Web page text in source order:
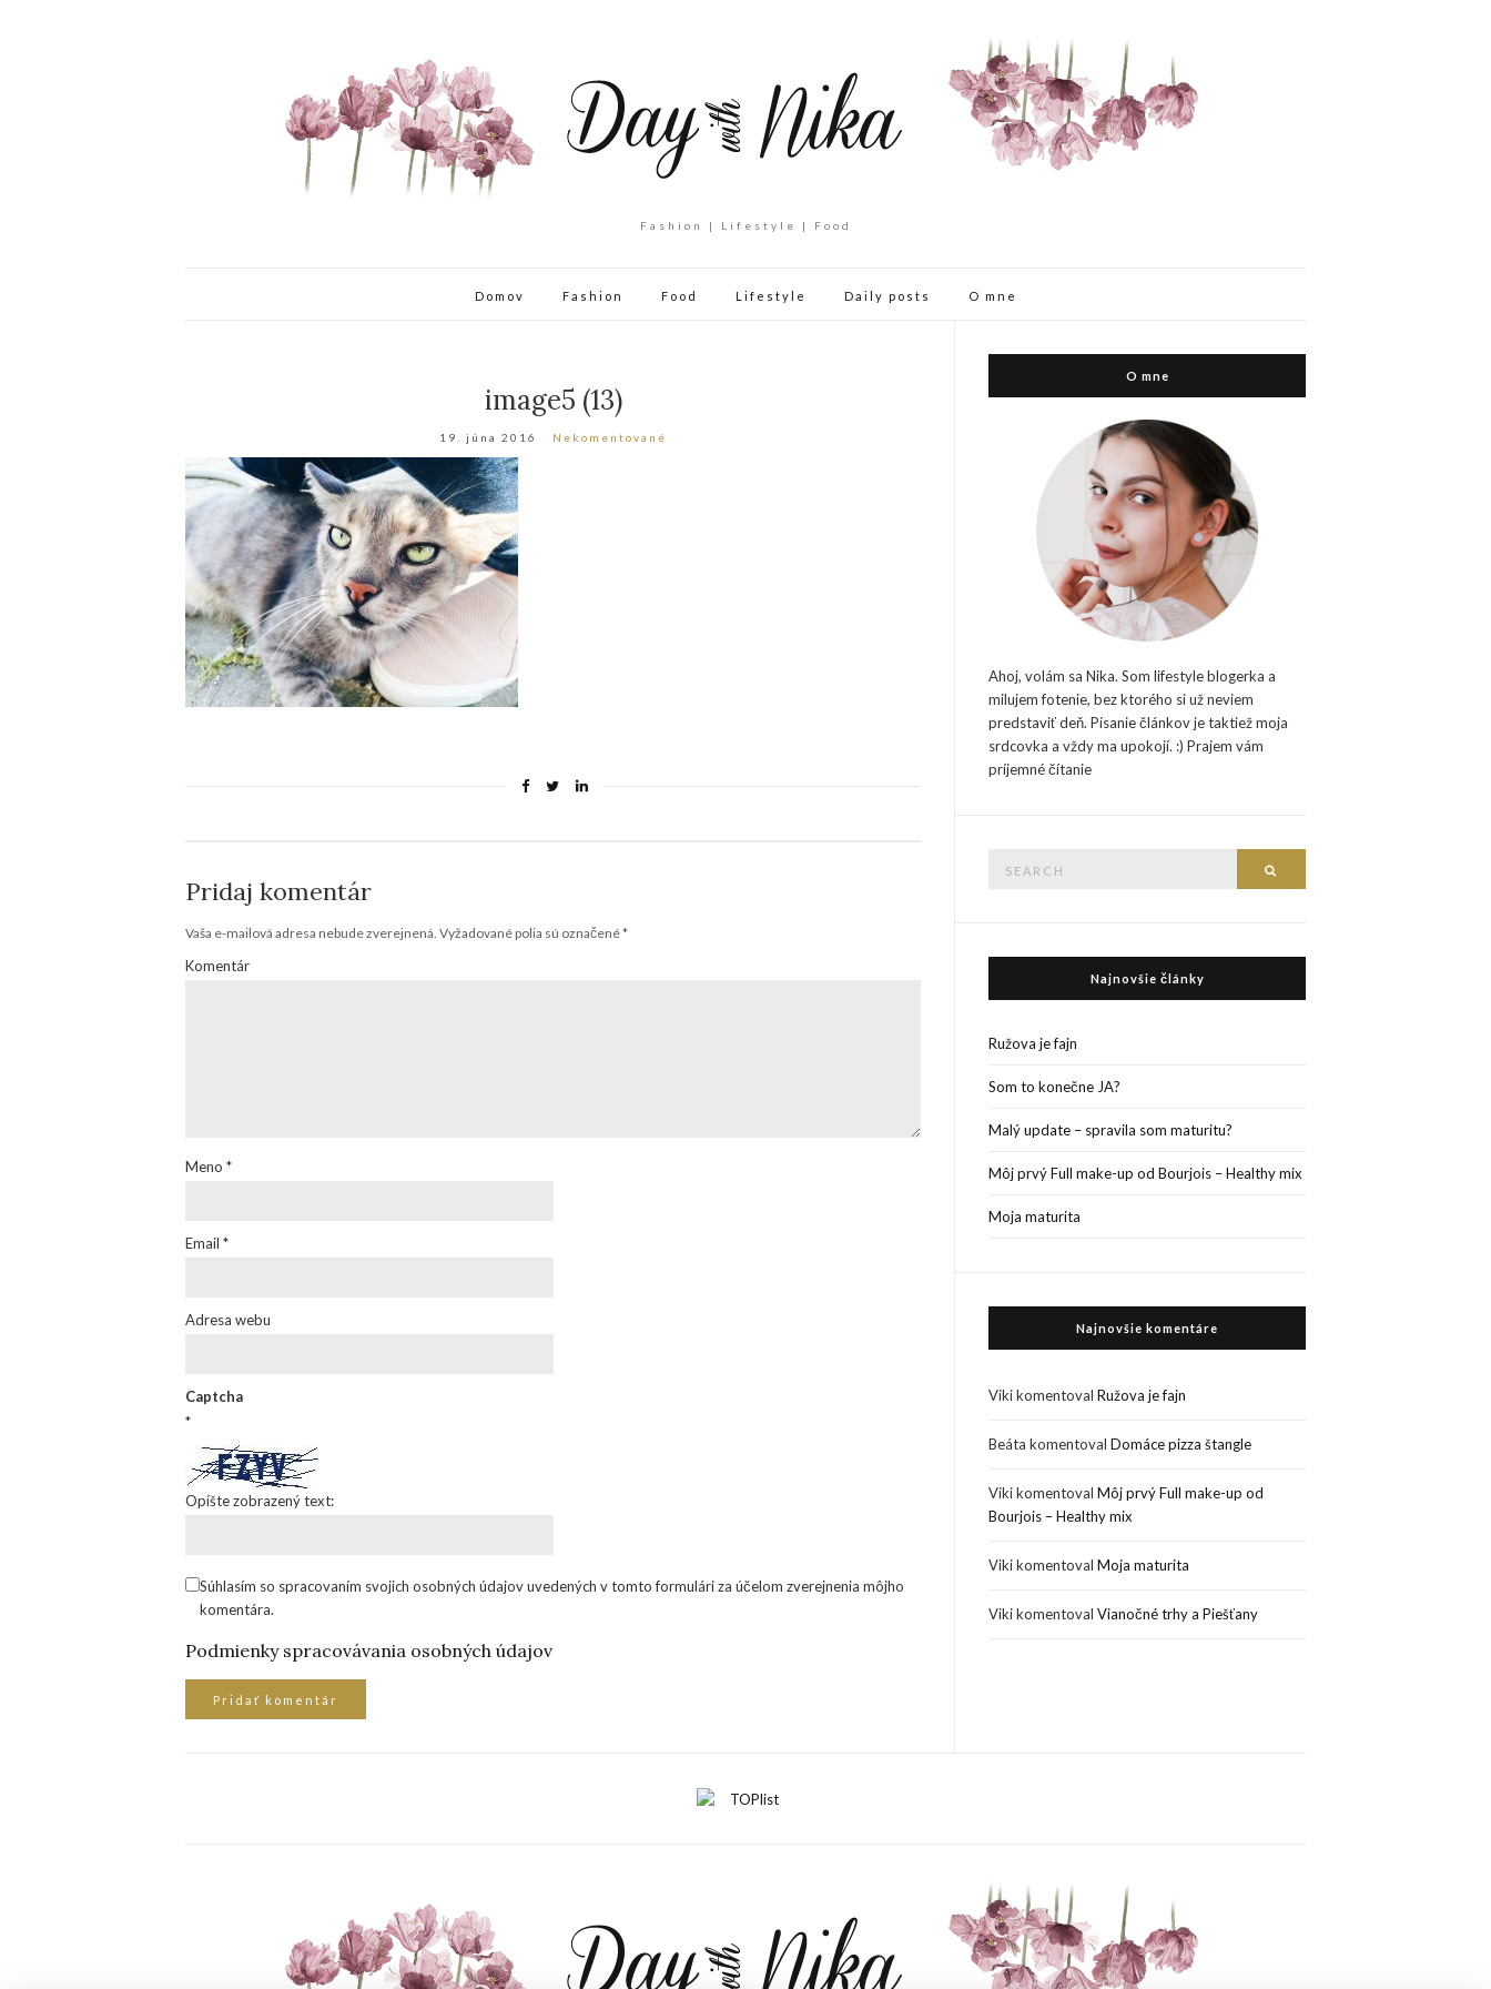
Fashion | Lifestyle | Food
Domov Fashion Food Lifestyle Daily posts O mne
image5 (13)
19. júna 2016 Nekomentované
Pridaj komentár
Vaša e-mailová adresa nebude zverejnená. Vyžadované polia sú označené*
Komentár
Meno *
Email *
Adresa webu
Captcha
*
Opíšte zobrazený text:
Súhlasím so spracovaním svojich osobných údajov uvedených v tomto formulári za účelom zverejnenia môjho
komentára.
Podmienky spracovávania osobných údajov
O mne
Ahoj, volám sa Nika. Som lifestyle blogerka a
milujem fotenie, bez ktorého si už neviem
predstaviť deň. Písanie článkov je taktiež moja
srdcovka a vždy ma upokojí. :) Prajem vám
príjemné čítanie
Najnovšie články
Ružova je fajn
Som to konečne JA?
Malý update – spravila som maturitu?
Môj prvý Full make-up od Bourjois – Healthy mix
Moja maturita
Najnovšie komentáre
VikikomentovalRužova je fajn
Beáta komentovalDomáce pizza štangle
VikikomentovalMôj prvý Full make-up od
Bourjois – Healthy mix
VikikomentovalMoja maturita
VikikomentovalVianočné trhy a Piešťany